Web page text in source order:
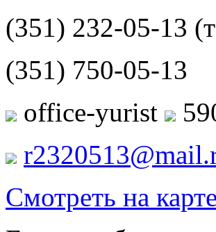
(351) 232-05-13
(351) 750-05-13
office-yurist
Смотреть на карте